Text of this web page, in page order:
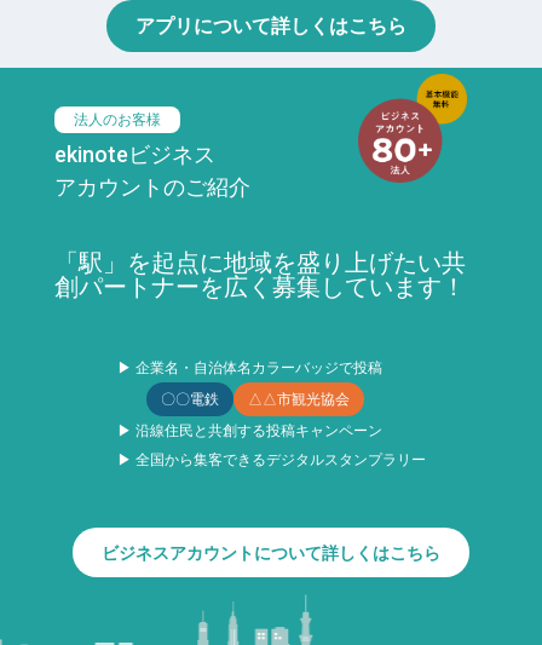
アプリについて詳しくはこちら
法人のお客様
ekinoteビジネス
アカウントのご紹介
「駅」を起点に地域を盛り上げたい共
創パートナーを広く募集しています！
▶ 企業名・自治体名カラーバッジで投稿
〇〇電鉄
△△市観光協会
▶ 沿線住民と共創する投稿キャンペーン
▶ 全国から集客できるデジタルスタンプラリー
ビジネスアカウントについて詳しくはこちら